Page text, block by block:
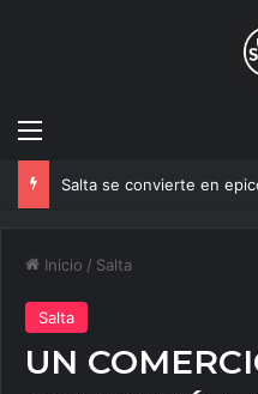
Menú
Inicio / Salta
Salta
UN